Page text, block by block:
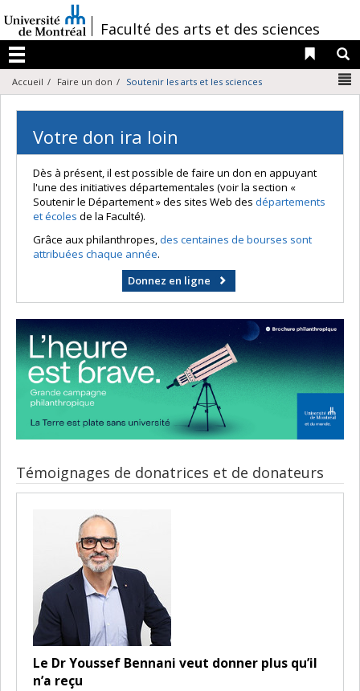
au
contenu
/Faculté des arts et des sciences
Menu
Liens
Accueil Faire un don Soutenir les arts et les sciences
Votre don ira loin
Dès à présent, il est possible de faire un don en appuyant
l'une des initiatives départementales (voir la section «
Soutenir le Département » des sites Web des départements
et écoles de la Faculté).
Grâce aux philanthropes,des centaines de bourses sont
attribuées chaque année.
Donnez en ligne
Témoignages de donatrices et de donateurs
Le Dr Youssef Bennani veut donner plus qu’il
n’a reçu